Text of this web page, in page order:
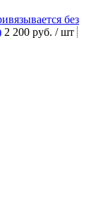
без
2 200 руб. / шт